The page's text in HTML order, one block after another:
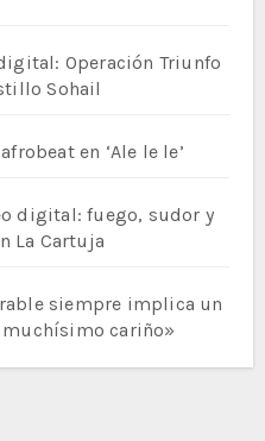
Operación Triunfo
Sohail
en ‘Ale le le’
digital: fuego, sudor y
La Cartuja
siempre implica un
cariño»